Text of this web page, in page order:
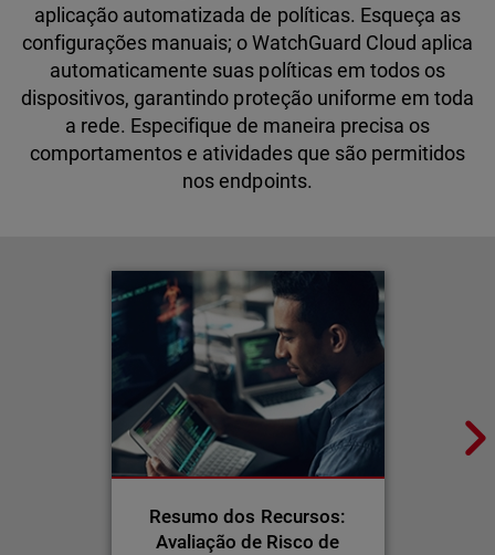
aplicação automatizada de políticas. Esqueça as
configurações manuais; o WatchGuard Cloud aplica
automaticamente suas políticas em todos os
dispositivos, garantindo proteção uniforme em toda
a rede. Especifique de maneira precisa os
comportamentos e atividades que são permitidos
nos endpoints.
Resumo dos Recursos:
Avaliação de Risco de